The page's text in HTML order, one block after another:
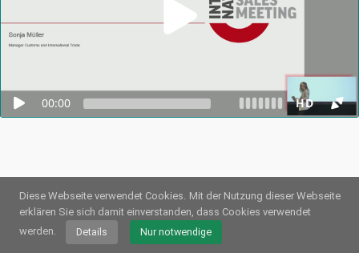
Diese Webseite verwendet Cookies. Mit der Nutzung dieser Webseite
erklären Sie sich damit einverstanden, dass Cookies verwendet
werden.
Details Nur notwendige
00:00 HD
© 2026 Webstream.eu•Impressum• Datenschutz Cookies •
Nutzungsbedingungen
Deutsch
Englisch•Spanisch•